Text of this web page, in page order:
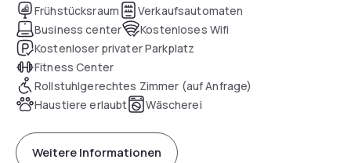
Frühstücksraum
Verkaufsautomaten
Business center
Kostenloses Wifi
Kostenloser privater Parkplatz
Fitness Center
Rollstuhlgerechtes Zimmer (auf Anfrage)
Haustiere erlaubt
Wäscherei
Weitere Informationen